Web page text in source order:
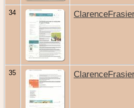
34
35